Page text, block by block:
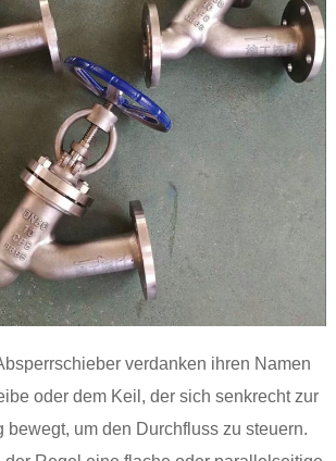
verdanken ihren Namen
oder dem Keil, der sich senkrecht zur
bewegt, um den Durchfluss zu steuern.